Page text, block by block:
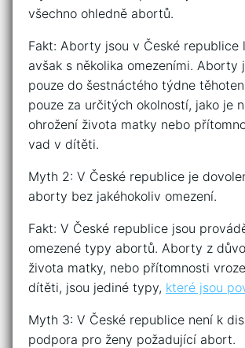
všechno ohledně abortů.
Fakt: Aborty jsou v České republice
avšak s několika omezeními. Aborty
pouze do šestnáctého týdne
pouze za určitých okolností, jako je
ohrožení života matky nebo
vad v dítěti.
Myth 2: V České republice je
aborty bez jakéhokoliv omezení.
Fakt: V České republice jsou
omezené typy abortů. Aborty z
života matky, nebo přítomnosti
dítěti, jsou jediné typy, které jsou
Myth 3: V České republice není k
podpora pro ženy požadující abort.